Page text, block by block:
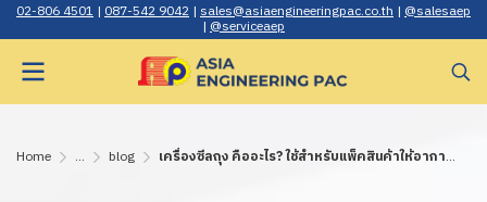
02-806 4501 | 087-542 9042 | sales@asiaengineerin gpac.co.th | @salesaep
| @serviceaep
Home ... blog เครื่องซีลถุง คืออะไร? ใช้สำหรับแพ็คสินค้าให้อากาศและความชื้นไม่เข้า